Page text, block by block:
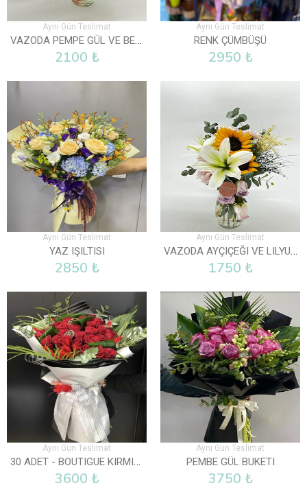
Aynı Gün Teslimat
VAZODA PEMPE GÜL VE BEYAZ GÜLLER
2100 ₺
Aynı Gün Teslimat
RENK ÇÜMBÜŞÜ
2950 ₺
Aynı Gün Teslimat
YAZ IŞILTISI
2850 ₺
Aynı Gün Teslimat
VAZODA AYÇIÇEĞI VE LILYUM
1750 ₺
Aynı Gün Teslimat
30 ADET - BOUTIGUE KIRMIZI GÜL BUKETI
3600 ₺
Aynı Gün Teslimat
PEMBE GÜL BUKETI
3750 ₺